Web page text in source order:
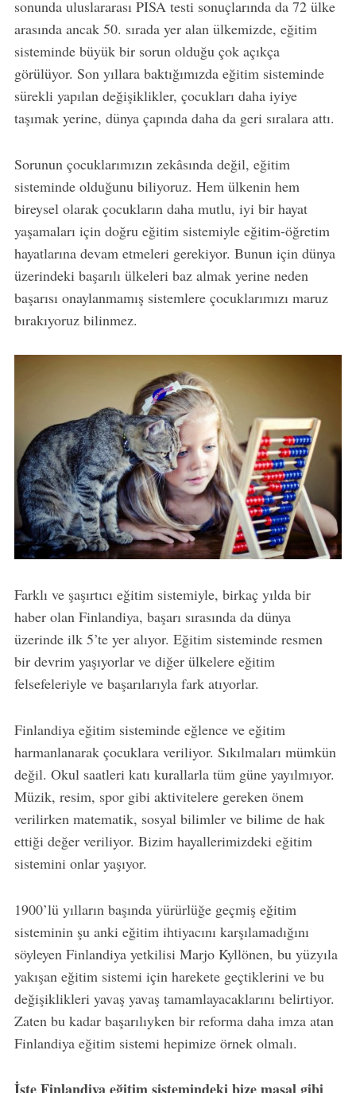
sonunda uluslararası PISA testi sonuçlarında da 72 ülke
arasında ancak 50. sırada yer alan ülkemizde, eğitim
sisteminde büyük bir sorun olduğu çok açıkça
görülüyor. Son yıllara baktığımızda eğitim sisteminde
sürekli yapılan değişiklikler, çocukları daha iyiye
taşımak yerine, dünya çapında daha da geri sıralara attı.
Sorunun çocuklarımızın zekâsında değil, eğitim
sisteminde olduğunu biliyoruz. Hem ülkenin hem
bireysel olarak çocukların daha mutlu, iyi bir hayat
yaşamaları için doğru eğitim sistemiyle eğitim-öğretim
hayatlarına devam etmeleri gerekiyor. Bunun için dünya
üzerindeki başarılı ülkeleri baz almak yerine neden
başarısı onaylanmamış sistemlere çocuklarımızı maruz
bırakıyoruz bilinmez.
Farklı ve şaşırtıcı eğitim sistemiyle, birkaç yılda bir
haber olan Finlandiya, başarı sırasında da dünya
üzerinde ilk 5’te yer alıyor. Eğitim sisteminde resmen
bir devrim yaşıyorlar ve diğer ülkelere eğitim
felsefeleriyle ve başarılarıyla fark atıyorlar.
Finlandiya eğitim sisteminde eğlence ve eğitim
harmanlanarak çocuklara veriliyor. Sıkılmaları mümkün
değil. Okul saatleri katı kurallarla tüm güne yayılmıyor.
Müzik, resim, spor gibi aktivitelere gereken önem
verilirken matematik, sosyal bilimler ve bilime de hak
ettiği değer veriliyor. Bizim hayallerimizdeki eğitim
sistemini onlar yaşıyor.
1900’lü yılların başında yürürlüğe geçmiş eğitim
sisteminin şu anki eğitim ihtiyacını karşılamadığını
söyleyen Finlandiya yetkilisi Marjo Kyllönen, bu yüzyıla
yakışan eğitim sistemi için harekete geçtiklerini ve bu
değişiklikleri yavaş yavaş tamamlayacaklarını belirtiyor.
Zaten bu kadar başarılıyken bir reforma daha imza atan
Finlandiya eğitim sistemi hepimize örnek olmalı.